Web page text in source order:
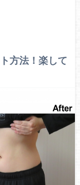
方法！楽して